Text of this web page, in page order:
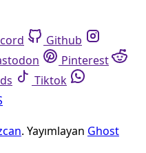
Github
Pinterest
Tiktok
. Yayımlayan Ghost